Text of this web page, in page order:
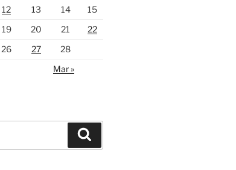
12 13 14
15
19 20 21
22
26 27
28
Mar »